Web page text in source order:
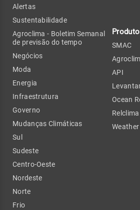
Alertas
Sustentabilidade
Agroclima - Boletim Semanal
de previsão do tempo
Negócios
Moda
Energia
Infraestrutura
Governo
Mudanças Climáticas
Sul
Sudeste
Centro-Oeste
Nordeste
Norte
Frio
SMAC
API
Ocean
Relclima